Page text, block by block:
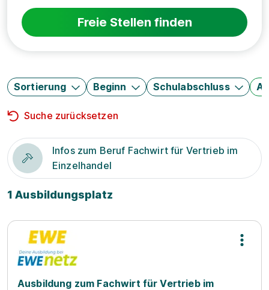
Freie Stellen finden
Sortierung Beginn Schulabschluss
Suche zurücksetzen
Infos zum Beruf Fachwirt für Vertrieb im
Einzelhandel
1 Ausbildungsplatz
Ausbildung zum Fachwirt für Vertrieb im